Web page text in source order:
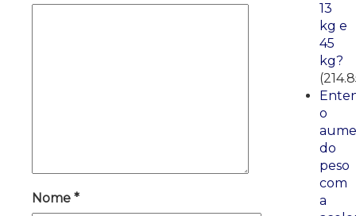
Nome *
13
kg e
45
kg?
o
do
peso
com
a